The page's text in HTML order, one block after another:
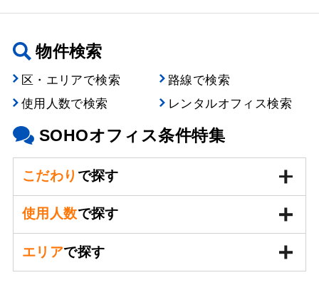
物件検索
区・エリアで検索
路線で検索
使用人数で検索
レンタルオフィス検索
SOHOオフィス条件特集
こだわり で探す
使用人数で探す
エリアで探す